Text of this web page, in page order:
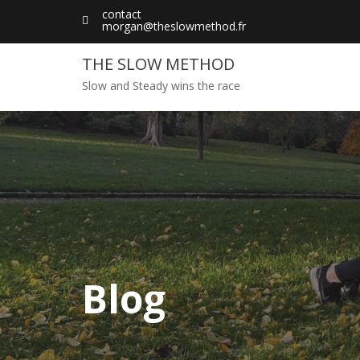
content
contact
morgan@theslowmethod.fr
THE SLOW METHOD
Slow and Steady wins the race
Blog